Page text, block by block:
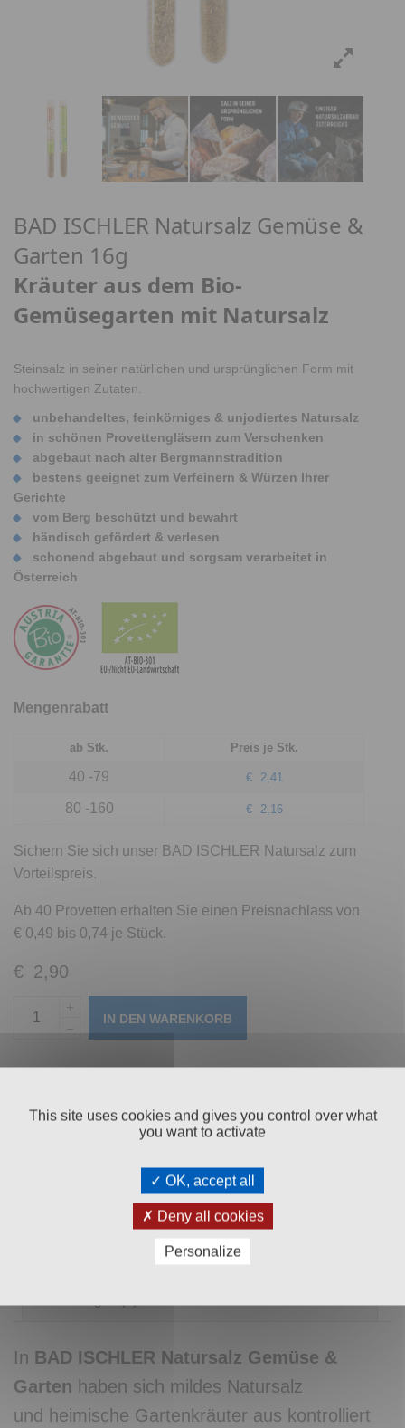
BAD ISCHLER Natursalz Gemüse &
Garten 16g
Kräuter aus dem Bio-
Gemüsegarten mit Natursalz
Steinsalz in seiner natürlichen und ursprünglichen Form mit
hochwertigen Zutaten.
unbehandeltes, feinkörniges & unjodiertes Natursalz
in schönen Provettengläsern zum Verschenken
abgebaut nach alter Bergmannstradition
bestens geeignet zum Verfeinern & Würzen Ihrer
Gerichte
vom Berg beschützt und bewahrt
händisch gefördert & verlesen
schonend abgebaut und sorgsam verarbeitet in
Österreich
Mengenrabatt
ab Stk. Preis je Stk.
40 -79 € 2,41
80 -160 € 2,16
Sichern Sie sich unser BAD ISCHLER Natursalz zum
Vorteilspreis.
Ab 40 Provetten erhalten Sie einen Preisnachlass von
€ 0,49 bis 0,74 je Stück.
€ 2,90
IN DEN WARENKORB
Beschreibung
Zusätzliche Informationen
In BAD ISCHLER Natursalz Gemüse &
Garten haben sich mildes Natursalz
und heimische Gartenkräuter aus kontrolliert
This site uses cookies and gives you control over what
you want to activate
OK, accept all
Deny all cookies
Personalize